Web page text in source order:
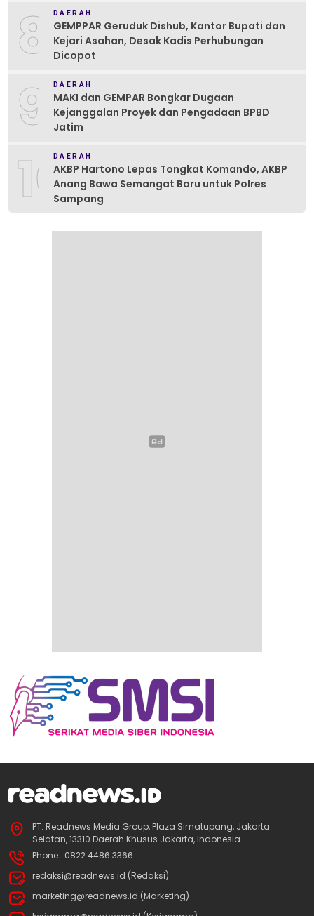
8 DAERAH
GEMPPAR Geruduk Dishub, Kantor Bupati dan
Kejari Asahan, Desak Kadis Perhubungan
Dicopot
9 DAERAH
MAKI dan GEMPAR Bongkar Dugaan
Kejanggalan Proyek dan Pengadaan BPBD
Jatim
10DAERAH
AKBP Hartono Lepas Tongkat Komando, AKBP
Anang Bawa Semangat Baru untuk Polres
Sampang
PT. Readnews Media Group, Plaza Simatupang, Jakarta
Selatan, 13310 Daerah Khusus Jakarta, Indonesia
Phone : 0822 4486 3366
redaksi@readnews.id (Redaksi)
marketing@readnews.id (Marketing)